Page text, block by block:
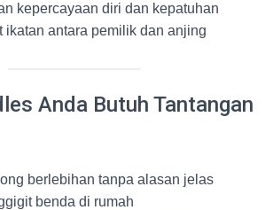
kepercayaan diri dan kepatuhan
ikatan antara pemilik dan anjing
Anda Butuh Tantangan
berlebihan tanpa alasan jelas
benda di rumah